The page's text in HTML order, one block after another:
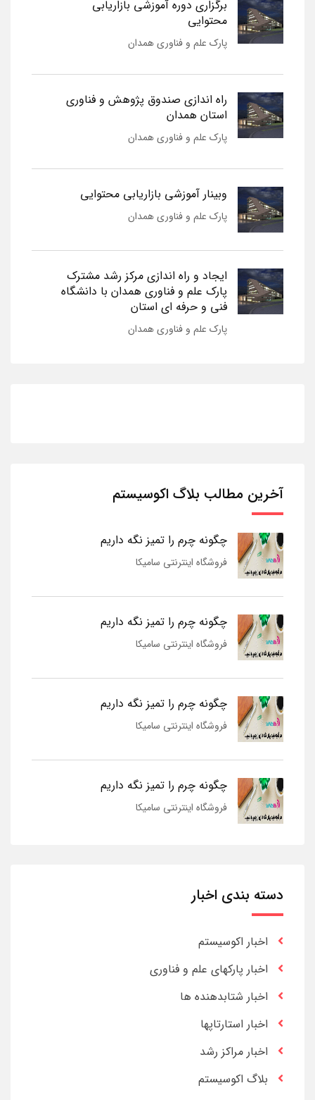
برگزاری دوره آموزشی بازاریابی
محتوایی
پارک علم و فناوری همدان
راه اندازی صندوق پژوهش و فناوری
استان همدان
پارک علم و فناوری همدان
وبینار آموزشی بازاریابی محتوایی
پارک علم و فناوری همدان
ایجاد و راه اندازی مرکز رشد مشترک
پارک علم و فناوری همدان با دانشگاه
فنی و حرفه ای استان
پارک علم و فناوری همدان
آخرین مطالب بلاگ اکوسیستم
چگونه چرم را تمیز نگه داریم
فروشگاه اینترنتی سامیکا
چگونه چرم را تمیز نگه داریم
فروشگاه اینترنتی سامیکا
چگونه چرم را تمیز نگه داریم
فروشگاه اینترنتی سامیکا
چگونه چرم را تمیز نگه داریم
فروشگاه اینترنتی سامیکا
دسته بندی اخبار
اخبار اکوسیستم
اخبار پارکهای علم و فناوری
اخبار شتابدهنده ها
اخبار استارتاپها
اخبار مراکز رشد
بلاگ اکوسیستم